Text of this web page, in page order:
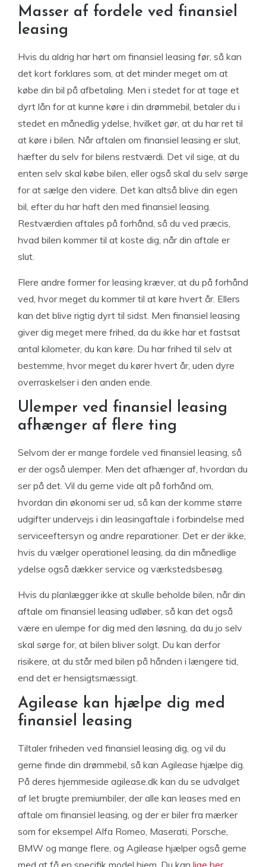
Masser af fordele ved finansiel
leasing
Hvis du aldrig har hørt om finansiel leasing før, så kan
det kort forklares som, at det minder meget om at
købe din bil på afbetaling. Men i stedet for at tage et
dyrt lån for at kunne køre i din drømmebil, betaler du i
stedet en månedlig ydelse, hvilket gør, at du har ret til
at køre i bilen. Når aftalen om finansiel leasing er slut,
hæfter du selv for bilens restværdi. Det vil sige, at du
enten selv skal købe bilen, eller også skal du selv sørge
for at sælge den videre. Det kan altså blive din egen
bil, efter du har haft den med finansiel leasing.
Restværdien aftales på forhånd, så du ved præcis,
hvad bilen kommer til at koste dig, når din aftale er
slut.
Flere andre former for leasing kræver, at du på forhånd
ved, hvor meget du kommer til at køre hvert år. Ellers
kan det blive rigtig dyrt til sidst. Men finansiel leasing
giver dig meget mere frihed, da du ikke har et fastsat
antal kilometer, du kan køre. Du har frihed til selv at
bestemme, hvor meget du kører hvert år, uden dyre
overraskelser i den anden ende.
Ulemper ved finansiel leasing
afhænger af flere ting
Selvom der er mange fordele ved finansiel leasing, så
er der også ulemper. Men det afhænger af, hvordan du
ser på det. Vil du gerne vide alt på forhånd om,
hvordan din økonomi ser ud, så kan der komme større
udgifter undervejs i din leasingaftale i forbindelse med
serviceeftersyn og andre reparationer. Det er der ikke,
hvis du vælger operationel leasing, da din månedlige
ydelse også dækker service og værkstedsbesøg.
Hvis du planlægger ikke at skulle beholde bilen, når din
aftale om finansiel leasing udløber, så kan det også
være en ulempe for dig med den løsning, da du jo selv
skal sørge for, at bilen bliver solgt. Du kan derfor
risikere, at du står med bilen på hånden i længere tid,
end det er hensigtsmæssigt.
Agilease kan hjælpe dig med
finansiel leasing
Tiltaler friheden ved finansiel leasing dig, og vil du
gerne finde din drømmebil, så kan Agilease hjælpe dig.
På deres hjemmeside agilease.dk kan du se udvalget
af let brugte premiumbiler, der alle kan leases med en
aftale om finansiel leasing, og der er biler fra mærker
som for eksempel Alfa Romeo, Maserati, Porsche,
BMW og mange flere, og Agilease hjælper også gerne
med at få en specifik model hjem. Du kan lige her